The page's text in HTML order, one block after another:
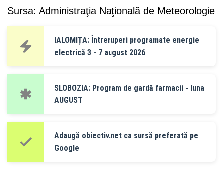
Sursa: Administraţia Naţională de Meteorologie
IALOMIȚA: Întreruperi programate energie
electrică 3 - 7 august 2026
SLOBOZIA: Program de gardă farmacii - luna
AUGUST
Adaugă obiectiv.net ca sursă preferată pe
Google